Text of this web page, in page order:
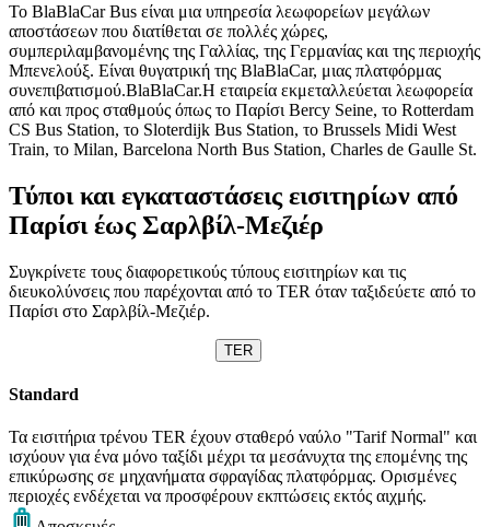
Το BlaBlaCar Bus είναι μια υπηρεσία λεωφορείων μεγάλων
αποστάσεων που διατίθεται σε πολλές χώρες,
συμπεριλαμβανομένης της Γαλλίας, της Γερμανίας και της περιοχής
Μπενελούξ. Είναι θυγατρική της BlaBlaCar, μιας πλατφόρμας
συνεπιβατισμού.BlaBlaCar.Η εταιρεία εκμεταλλεύεται λεωφορεία
από και προς σταθμούς όπως το Παρίσι Bercy Seine, το Rotterdam
CS Bus Station, το Sloterdijk Bus Station, το Brussels Midi West
Train, το Milan, Barcelona North Bus Station, Charles de Gaulle St.
Τύποι και εγκαταστάσεις εισιτηρίων από
Παρίσι έως Σαρλβίλ-Μεζιέρ
Συγκρίνετε τους διαφορετικούς τύπους εισιτηρίων και τις
διευκολύνσεις που παρέχονται από το TER όταν ταξιδεύετε από το
Παρίσι στο Σαρλβίλ-Μεζιέρ.
TER
Standard
Τα εισιτήρια τρένου TER έχουν σταθερό ναύλο "Tarif Normal" και
ισχύουν για ένα μόνο ταξίδι μέχρι τα μεσάνυχτα της επομένης της
επικύρωσης σε μηχανήματα σφραγίδας πλατφόρμας. Ορισμένες
περιοχές ενδέχεται να προσφέρουν εκπτώσεις εκτός αιχμής.